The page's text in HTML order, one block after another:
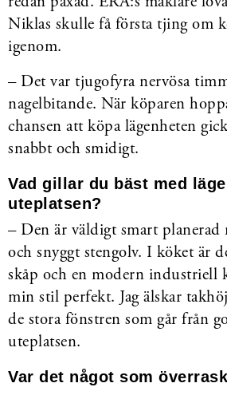
Niklas skulle få första tjing om
igenom.
– Det var tjugofyra nervösa
nagelbitande. När köparen
chansen att köpa lägenheten
snabbt och smidigt.
Vad gillar du bäst med
uteplatsen?
– Den är väldigt smart planerad
och snyggt stengolv. I köket är
skåp och en modern industriell
min stil perfekt. Jag älskar
de stora fönstren som går från
uteplatsen.
Var det något som